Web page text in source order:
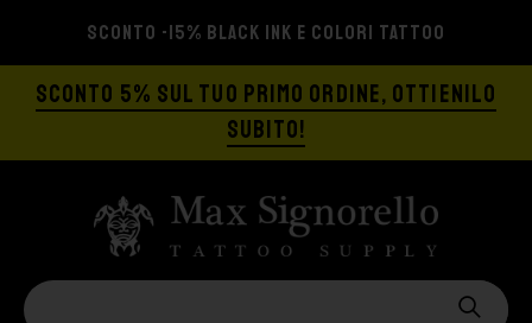
SCONTO -15% BLACK INK E COLORI TATTOO
SCONTO 5% SUL TUO PRIMO ORDINE, OTTIENILO
SUBITO!